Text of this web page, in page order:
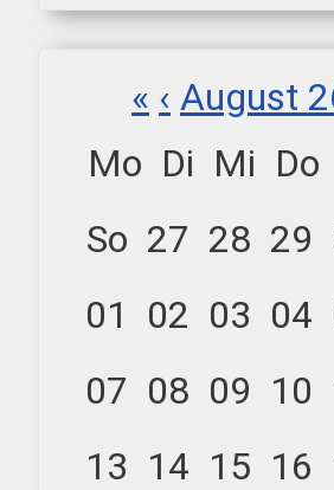
« ‹ August
Mo Di Mi Do
So 27 28 29
01
02 03 04
07 08 09 10
13 14 15 16